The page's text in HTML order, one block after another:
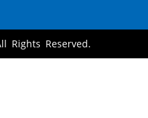
Rights Reserved.